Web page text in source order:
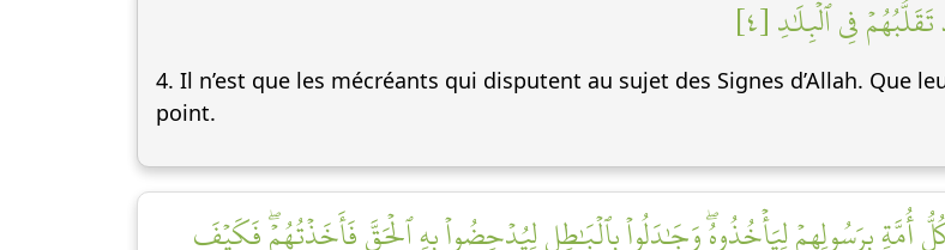
فِي ٱلۡبِلَٰدِ [٤]
4. Il n’est que les mécréants qui disputent au sujet des Signes d’Allah. Que
point.
بِرَسُولِهِمۡ لِيَأۡخُذُوهُۖ وَجَٰدَلُواْ بِٱلۡبَٰطِلِ لِيُدۡحِضُواْ بِهِ ٱلۡحَقَّ فَأَخَذۡتُهُمۡۖ فَكَيۡفَ